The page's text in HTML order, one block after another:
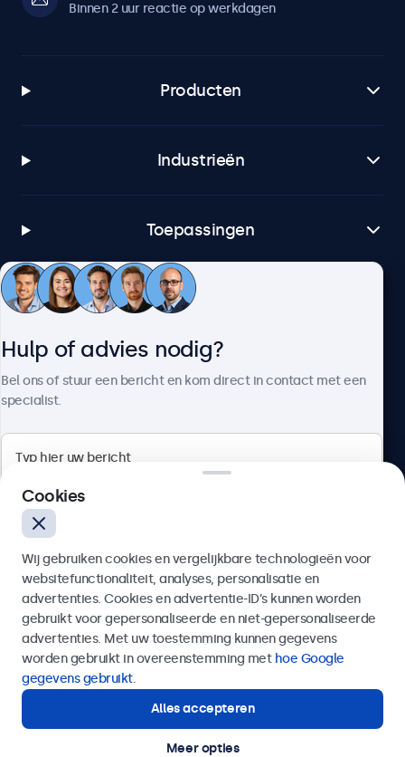
Binnen 2 uur reactie op werkdagen
Producten
Industrieën
Toepassingen
Klantenservice
4.8/5 door 5000+ bedrijven
Nederlands
Hulp of advies nodig?
Bel ons of stuur een bericht en kom direct in contact met een
specialist.
Verzenden
Of bel ons op
Hulp of advies nodig?
Direct contact met een specialist.
Cookies
Wij gebruiken cookies en vergelijkbare technologieën voor
websitefunctionaliteit, analyses, personalisatie en
advertenties. Cookies en advertentie-ID’s kunnen worden
gebruikt voor gepersonaliseerde en niet-gepersonaliseerde
advertenties. Met uw toestemming kunnen gegevens
worden gebruikt in overeenstemming met hoe Google
gegevens gebruikt.
Alles accepteren
Meer opties